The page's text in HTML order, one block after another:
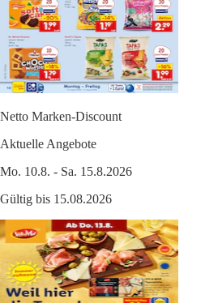
Netto Marken-Discount
Aktuelle Angebote
Mo. 10.8. - Sa. 15.8.2026
Gültig bis 15.08.2026